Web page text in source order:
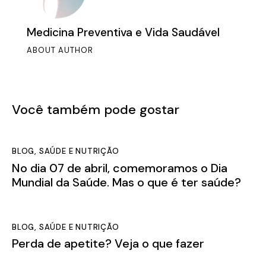
Medicina Preventiva e Vida Saudável
ABOUT AUTHOR
Você também pode gostar
BLOG, SAÚDE E NUTRIÇÃO
No dia 07 de abril, comemoramos o Dia
Mundial da Saúde. Mas o que é ter saúde?
BLOG, SAÚDE E NUTRIÇÃO
Perda de apetite? Veja o que fazer